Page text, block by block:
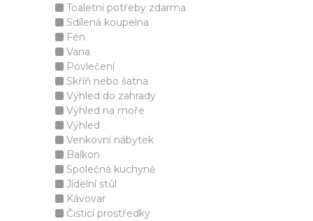
Toaletní potřeby zdarma
Sdílená koupelna
Fén
Vana
Povlečení
Skříň nebo šatna
Výhled do zahrady
Výhled na moře
Výhled
Venkovní nábytek
Balkon
Společná kuchyně
Jídelní stůl
Kávovar
Čisticí prostředky